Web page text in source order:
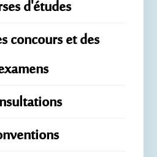
d'études
concours et des